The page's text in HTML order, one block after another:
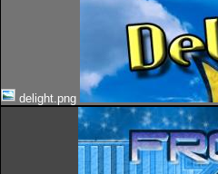
delight.png